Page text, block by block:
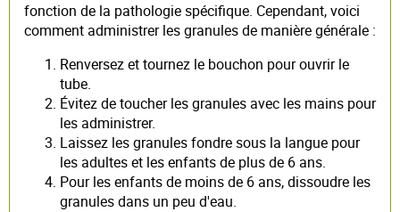
fonction de la pathologie spécifique. Cependant, voici
comment administrer les granules de manière générale :
Renversez et tournez le bouchon pour ouvrir le
tube.
Évitez de toucher les granules avec les mains pour
les administrer.
Laissez les granules fondre sous la langue pour
les adultes et les enfants de plus de 6 ans.
Pour les enfants de moins de 6 ans, dissoudre les
granules dans un peu d'eau.